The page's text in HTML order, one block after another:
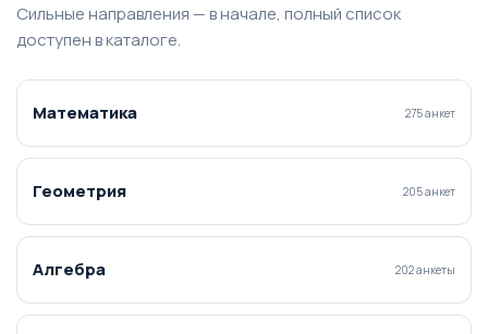
Сильные направления — в начале, полный список
доступен в каталоге.
Математика 275 анкет
Геометрия 205 анкет
Алгебра 202 анкеты